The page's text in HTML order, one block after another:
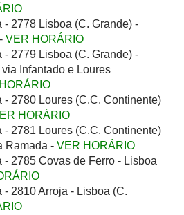
- 2778 Lisboa (C. Grande) -
VER HORÁRIO
- 2779 Lisboa (C. Grande) -
Infantado e Loures
- 2780 Loures (C.C. Continente)
HORÁRIO
- 2781 Loures (C.C. Continente)
Ramada - VER HORÁRIO
- 2785 Covas de Ferro - Lisboa
- 2810 Arroja - Lisboa (C.